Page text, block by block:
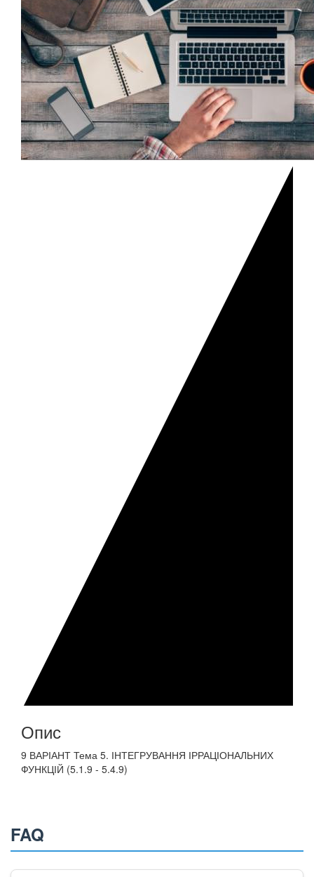
Опис
9 ВАРІАНТ Тема 5. ІНТЕГРУВАННЯ ІРРАЦІОНАЛЬНИХ
ФУНКЦІЙ (5.1.9 - 5.4.9)
FAQ